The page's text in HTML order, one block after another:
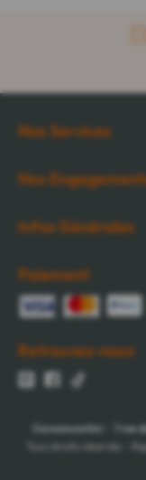
Nos Services
Nos
Infos Générales
Paiement
Retrouvez-nous
Cocooncenter 1 rue
Tous droits réservés -